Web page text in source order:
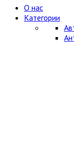
О нас
Категории